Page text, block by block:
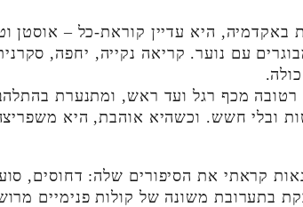
באקדמיה, היא עדיין קוראת-כל – אוסטן
עם נוער. קריאה נקייה, יחפה,
רטובה מכף רגל ועד ראש, ומתנערת
ובלי חשש. וכשהיא אוהבת, היא
קראתי את הסיפורים שלה: דחוסים,
בתערובת משונה של קולות פנימיים